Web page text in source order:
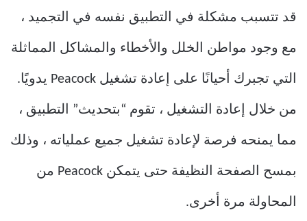
قد تتسبب مشكلة في التطبيق نفسه في التجميد ،
مع وجود مواطن الخلل والأخطاء والمشاكل المماثلة
التي تجبرك أحيانًا على إعادة تشغيل Peacock يدويًا.
من خلال إعادة التشغيل ، تقوم “بتحديث” التطبيق ،
مما يمنحه فرصة لإعادة تشغيل جميع عملياته ، وذلك
بمسح الصفحة النظيفة حتى يتمكن Peacock من
المحاولة مرة أخرى.